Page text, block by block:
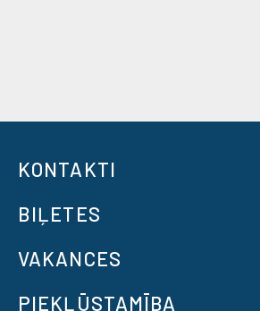
KONTAKTI
BIĻETES
VAKANCES
PIEKĻŪSTAMĪBA